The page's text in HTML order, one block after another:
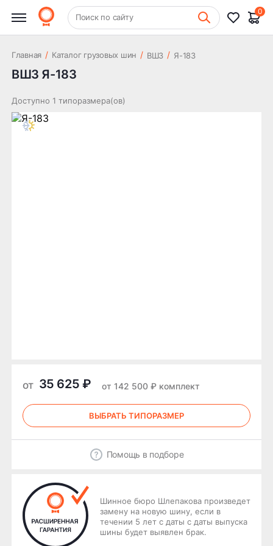
+7 (831) 261-35-35 Шиномонтаж
Поиск по сайту
0
Главная / Каталог грузовых шин / ВШЗ / Я-183
ВШЗ Я-183
Доступно 1 типоразмера(ов)
от 35 625 ₽ от 142 500 ₽ комплект
ВЫБРАТЬ ТИПОРАЗМЕР
Помощь в подборе
Шинное бюро Шлепакова произведет
замену на новую шину, если в
течении 5 лет с даты с даты выпуска
шины будет выявлен брак.